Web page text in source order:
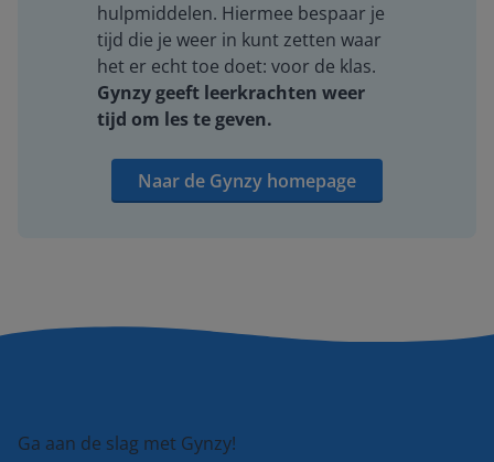
hulpmiddelen. Hiermee bespaar je
tijd die je weer in kunt zetten waar
het er echt toe doet: voor de klas.
Gynzy geeft leerkrachten weer
tijd om les te geven.
Naar de Gynzy homepage
Ga aan de slag met Gynzy!